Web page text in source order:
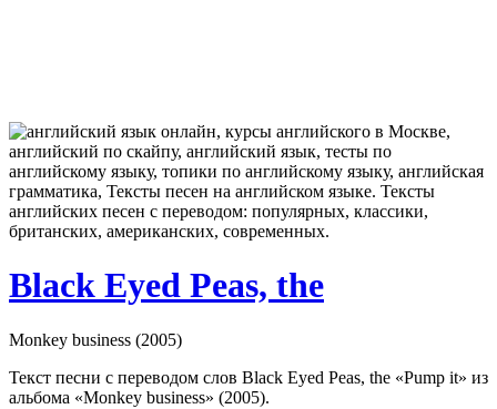
Black Eyed Peas, the
Monkey business (2005)
Текст песни с переводом слов Black Eyed Peas, the «Pump it» из
альбома «Monkey business» (2005).